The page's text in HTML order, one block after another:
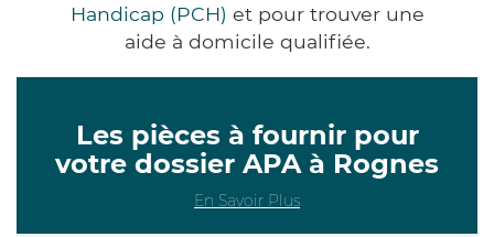
Handicap (PCH) et pour trouver une
aide à domicile qualifiée.
Les pièces à fournir pour
votre dossier APA à Rognes
En Savoir Plus